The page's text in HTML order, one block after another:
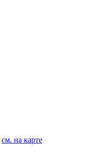
см. на карте